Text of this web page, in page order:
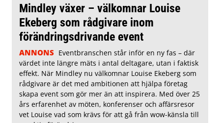
Mindley växer – välkomnar Louise
Ekeberg som rådgivare inom
förändringsdrivande event
ANNONS Eventbranschen står inför en ny fas – där
värdet inte längre mäts i antal deltagare, utan i faktisk
effekt. När Mindley nu välkomnar Louise Ekeberg som
rådgivare är det med ambitionen att hjälpa företag
skapa event som gör mer än att inspirera. Med över 25
års erfarenhet av möten, konferenser och affärsresor
vet Louise vad som krävs för att gå från wow-känsla till